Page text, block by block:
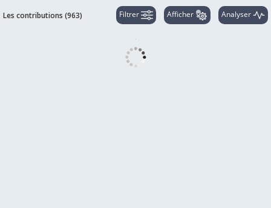
Les contributions (963) Filtrer Afficher Analyser